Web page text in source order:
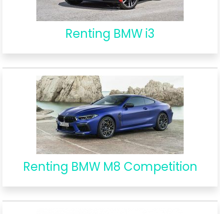
Renting BMW i3
Renting BMW M8 Competition